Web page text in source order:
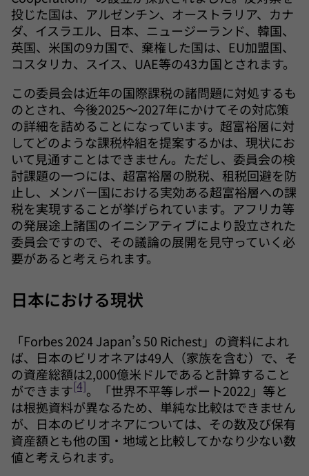
投じた国は、アルゼンチン、オーストラリア、カナ
ダ、イスラエル、日本、ニュージーランド、韓国、
英国、米国の9カ国で、棄権した国は、EU加盟国、
コスタリカ、スイス、UAE等の43カ国とされます。
この委員会は近年の国際課税の諸問題に対処するも
のとされ、今後2025～2027年にかけてその対応策
の詳細を詰めることになっています。超富裕層に対
してどのような課税枠組を提案するかは、現状にお
いて見通すことはできません。ただし、委員会の検
討課題の一つには、超富裕層の脱税、租税回避を防
止し、メンバー国における実効ある超富裕層への課
税を実現することが挙げられています。アフリカ等
の発展途上諸国のイニシアティブにより設立された
委員会ですので、その議論の展開を見守っていく必
要があると考えられます。
日本における現状
「Forbes 2024 Japan’s 50 Richest」の資料によれ
ば、日本のビリオネアは49人（家族を含む）で、そ
の資産総額は2,000億米ドルであると計算すること
ができます[4]。「世界不平等レポート2022」等と
は根拠資料が異なるため、単純な比較はできません
が、日本のビリオネアについては、その数及び保有
資産額とも他の国・地域と比較してかなり少ない数
値と考えられます。